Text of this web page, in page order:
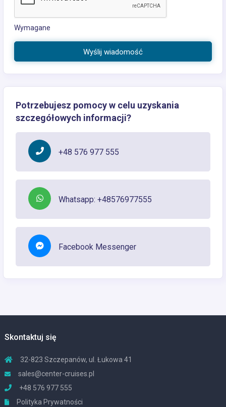
Wymagane
Wyślij wiadomość
Potrzebujesz pomocy w celu uzyskania
szczegółowych informacji?
+48 576 977 555
Whatsapp: +48576977555
Facebook Messenger
Skontaktuj się
32-823 Szczepanów, ul. Łukowa 41
sales@center-cruises.pl
+48 576 977 555
Polityka Prywatności